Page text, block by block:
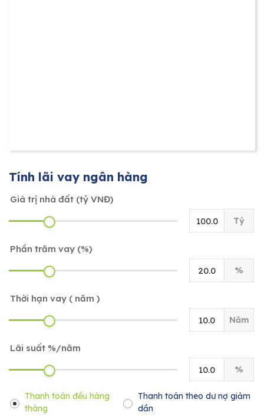
Tính lãi vay ngân hàng
Giá trị nhà đất (tỷ VNĐ)
Tỷ
Phần trăm vay (%)
%
Thời hạn vay ( năm )
Năm
Lãi suất %/năm
%
Thanh toán đều hàng
tháng
Thanh toán theo dư nợ giảm
dần